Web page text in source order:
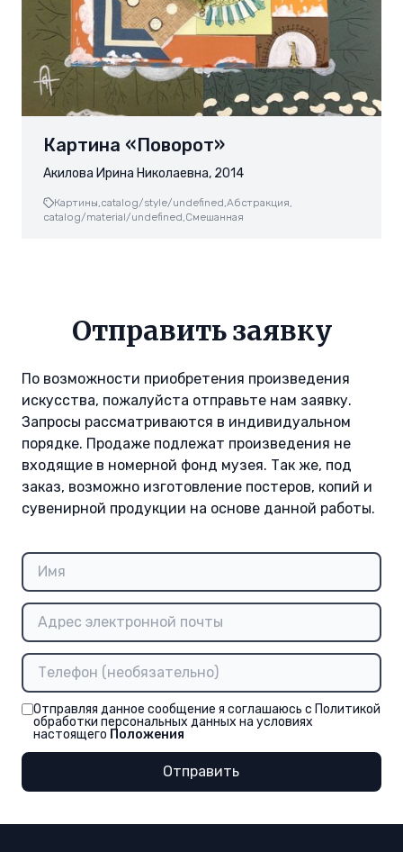
Картина «Поворот»
Акилова Ирина Николаевна, 2014
Картины, catalog/style/undefined, Абстракция,
catalog/material/undefined, Смешанная
Отправить заявку
По возможности приобретения произведения
искусства, пожалуйста отправьте нам заявку.
Запросы рассматриваются в индивидуальном
порядке. Продаже подлежат произведения не
входящие в номерной фонд музея. Так же, под
заказ, возможно изготовление постеров, копий и
сувенирной продукции на основе данной работы.
Отправляя данное сообщение я соглашаюсь с Политикой
обработки персональных данных на условиях
настоящего Положения
Отправить